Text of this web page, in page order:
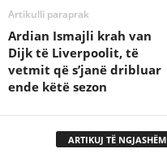
Artikulli paraprak
Ardian Ismajli krah van
Dijk të Liverpoolit, të
vetmit që s’janë dribluar
ende këtë sezon
ARTIKUJ TË NGJASHËM